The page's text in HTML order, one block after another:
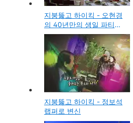
지붕뚫고 하이킥 - 오현경
의 40년만의 생일 파티
(사진보기)
지붕뚫고 하이킥 - 정보석
랩퍼로 변신